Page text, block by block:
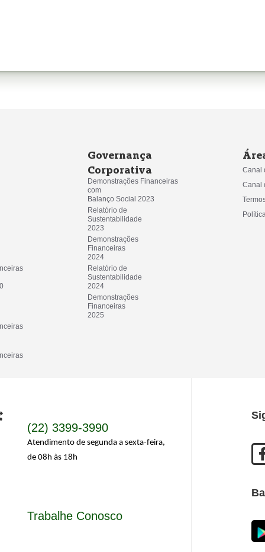
Governança
Corporativa
Demonstrações Financeiras
com
Balanço Social 2023
Relatório de
Sustentabilidade
2023
Demonstrações
Financeiras
2024
Relatório de
Sustentabilidade
2024
Demonstrações
Financeiras
2025
Canal
Canal
(22) 3399-3990
Atendimento de segunda a sexta-feira,
de 08h às 18h
Trabalhe Conosco